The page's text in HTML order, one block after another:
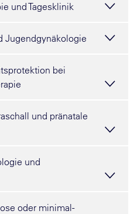
und Tagesklinik
Jugendgynäkologie
bei
und pränatale
und
oder minimal-